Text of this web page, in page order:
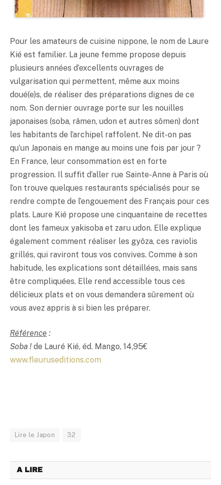
Pour les amateurs de cuisine nippone, le nom de Laure
Kié est familier. La jeune femme propose depuis
plusieurs années d’excellents ouvrages de
vulgarisation qui permettent, même aux moins
doué(e)s, de réaliser des préparations dignes de ce
nom. Son dernier ouvrage porte sur les nouilles
japonaises (soba, râmen, udon et autres sômen) dont
les habitants de l’archipel raffolent. Ne dit-on pas
qu’un Japonais en mange au moins une fois par jour ?
En France, leur consommation est en forte
progression. Il suffit d’aller rue Sainte-Anne à Paris où
l’on trouve quelques restaurants spécialisés pour se
rendre compte de l’engouement des Français pour ces
plats. Laure Kié propose une cinquantaine de recettes
dont les fameux yakisoba et zaru udon. Elle explique
également comment réaliser les gyôza, ces raviolis
grillés, qui raviront tous vos convives. Comme à son
habitude, les explications sont détaillées, mais sans
être compliquées. Elle rend accessible tous ces
délicieux plats et on vous demandera sûrement où
vous avez appris à si bien les préparer.
Référence :
Soba ! de Lauré Kié, éd. Mango, 14,95€
www.fleuruseditions.com
Lire le Japon 32
A LIRE